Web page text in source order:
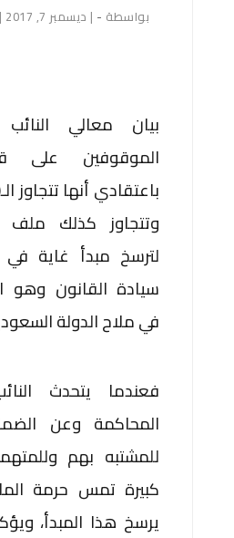
بواسطة -
| ديسمبر 7, 2017 |
بيان معالي
الموقوفين على
وتتجاوز كذلك ملف
لترسخ مبدأ غاية
سيادة القانون وهو
في ملاح الدولة
فعندما يتحدث
المحاكمة وعن
للمشتبه بهم
كبيرة تمس حرمة
يرسخ هذا المبدأ،